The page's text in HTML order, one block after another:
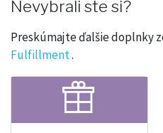
Nevybrali ste si?
Preskúmajte ďalšie doplnky
Fulfillment.